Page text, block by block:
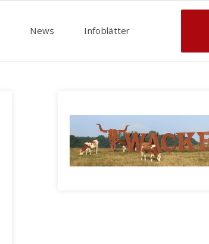
News Infoblätter